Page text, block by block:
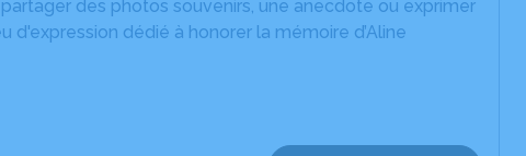
des photos souvenirs, une anecdote ou exprimer
dédié à honorer la mémoire d’Aline